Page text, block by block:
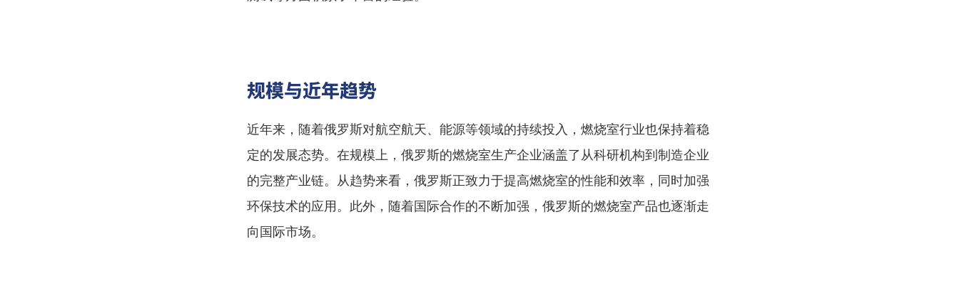
规模与近年趋势
近年来，随着俄罗斯对航空航天、能源等领域的持续投入，燃烧室行业也保持着稳
定的发展态势。在规模上，俄罗斯的燃烧室生产企业涵盖了从科研机构到制造企业
的完整产业链。从趋势来看，俄罗斯正致力于提高燃烧室的性能和效率，同时加强
环保技术的应用。此外，随着国际合作的不断加强，俄罗斯的燃烧室产品也逐渐走
向国际市场。